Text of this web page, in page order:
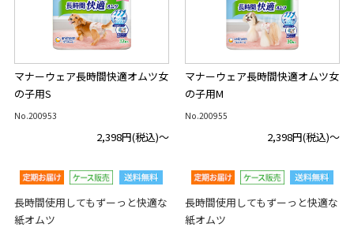
マナーウェア長時間快適オムツ女
の子用S
No.200953
2,398円(税込)～
長時間使用してもずーっと快適な
紙オムツ
マナーウェア長時間快適オムツ女
の子用M
No.200955
2,398円(税込)～
長時間使用してもずーっと快適な
紙オムツ